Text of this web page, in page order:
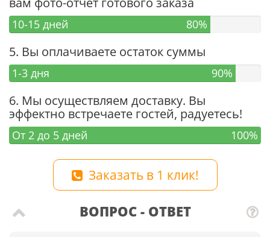
10-15 дней 80%
5. Вы оплачиваете остаток суммы
1-3 дня 90%
6. Мы осуществляем доставку. Вы
эффектно встречаете гостей, радуетесь!
От 2 до 5 дней 100%
Заказать в 1 клик!
ВОПРОС - ОТВЕТ